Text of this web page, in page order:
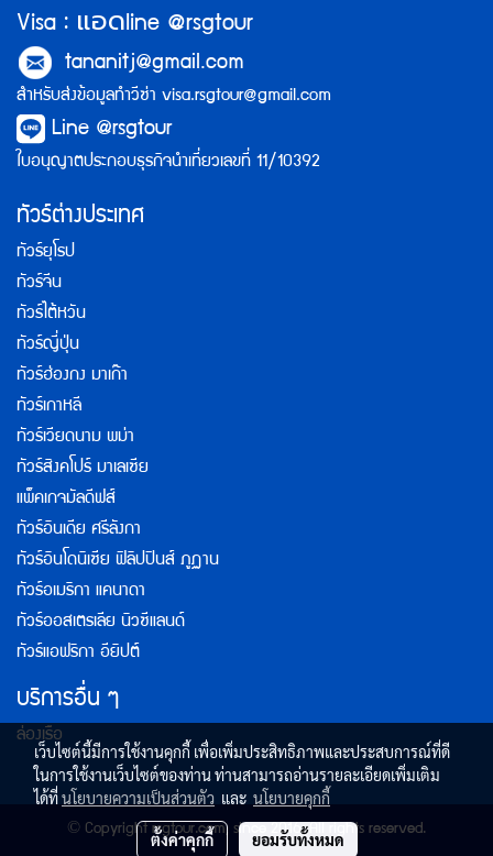
Visa : แอดline @rsgtour
tananitj@gmail.com
สำหรับส่งข้อมูลทำวีซ่า visa.rsgtour@gmail.com
Line @rsgtour
ใบอนุญาตประกอบธุรกิจนำเที่ยวเลขที่ 11/10392
ทัวร์ต่างประเทศ
ทัวร์ยุโรป
ทัวร์จีน
ทัวร์ไต้หวัน
ทัวร์ญี่ปุ่น
ทัวร์ฮ่องกง มาเก๊า
ทัวร์เกาหลี
ทัวร์เวียดนาม พม่า
ทัวร์สิงคโปร์ มาเลเซีย
แพ็คเกจมัลดีฟส์
ทัวร์อินเดีย ศรีลังกา
ทัวร์อินโดนิเซีย ฟิลิปปินส์ ภูฏาน
ทัวร์อเมริกา แคนาดา
ทัวร์ออสเตรเลีย นิวซีแลนด์
ทัวร์แอฟริกา อียิปต์
บริการอื่น ๆ
ล่องเรือ
© Copyright rsgtour.com, since 2016. All rights reserved.
เว็บไซต์นี้มีการใช้งานคุกกี้ เพื่อเพิ่มประสิทธิภาพและประสบการณ์ที่ดี
ในการใช้งานเว็บไซต์ของท่าน ท่านสามารถอ่านรายละเอียดเพิ่มเติม
ได้ที่นโยบายความเป็นส่วนตัว และ นโยบายคุกกี้
ตั้งค่าคุกกี้ ยอมรับทั้งหมด